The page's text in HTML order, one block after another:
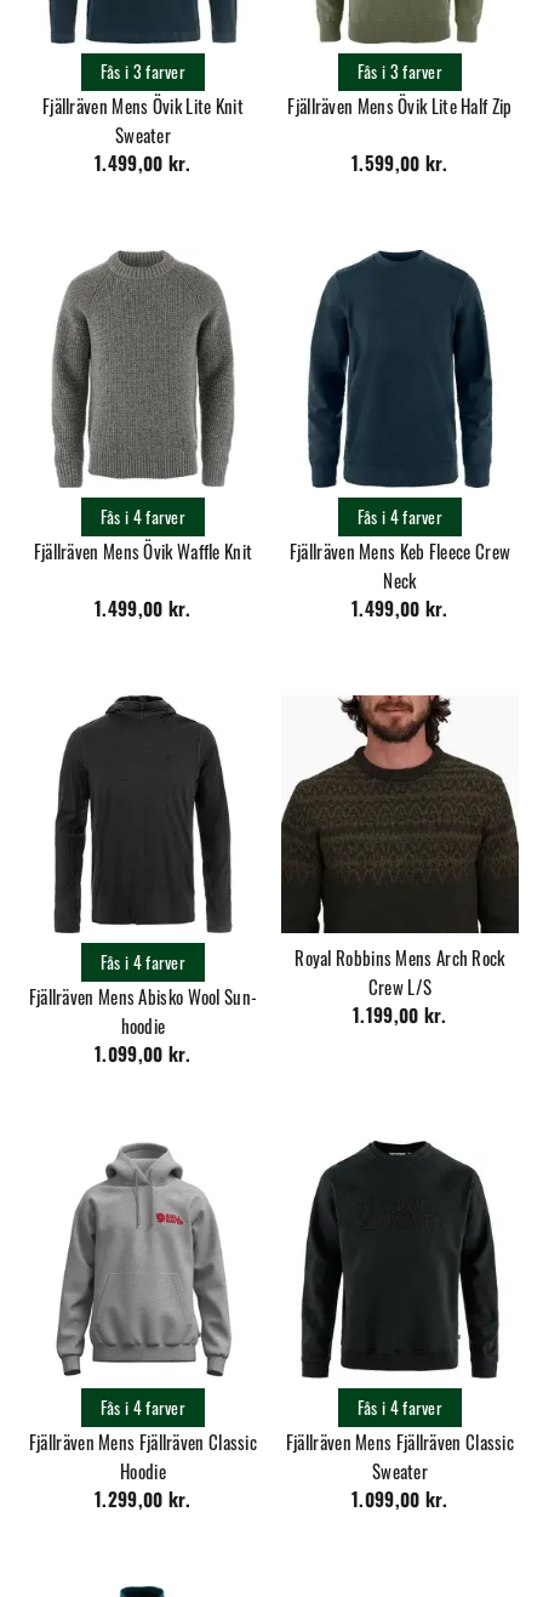
Fjällräven Mens Övik Lite Knit
Sweater
1.499,00 kr.
Fås i 3 farver
Fjällräven Mens Övik Lite Half Zip
1.599,00 kr.
Fås i 3 farver
Fjällräven Mens Övik Waffle Knit
1.499,00 kr.
Fås i 4 farver
Fjällräven Mens Keb Fleece Crew
Neck
1.499,00 kr.
Fås i 4 farver
Fjällräven Mens Abisko Wool Sun-
hoodie
1.099,00 kr.
Fås i 4 farver
Royal Robbins Mens Arch Rock
Crew L/S
1.199,00 kr.
Fjällräven Mens Fjällräven Classic
Hoodie
1.299,00 kr.
Fås i 4 farver
Fjällräven Mens Fjällräven Classic
Sweater
1.099,00 kr.
Fås i 4 farver